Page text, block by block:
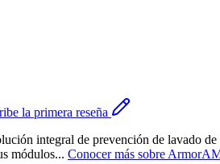
la primera reseña
integral de prevención de lavado de
módulos... Conocer más sobre